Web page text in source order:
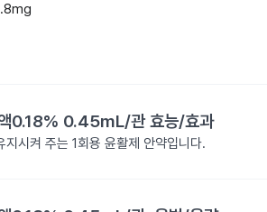
액0.18% 0.45mL/관효능/효과
지시켜 주는 1회용 윤활제 안약입니다.